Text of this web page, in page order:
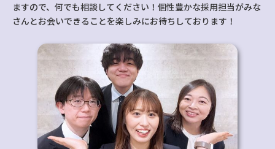
ますので、何でも相談してください！個性豊かな採用担当がみな
さんとお会いできることを楽しみにお待ちしております！